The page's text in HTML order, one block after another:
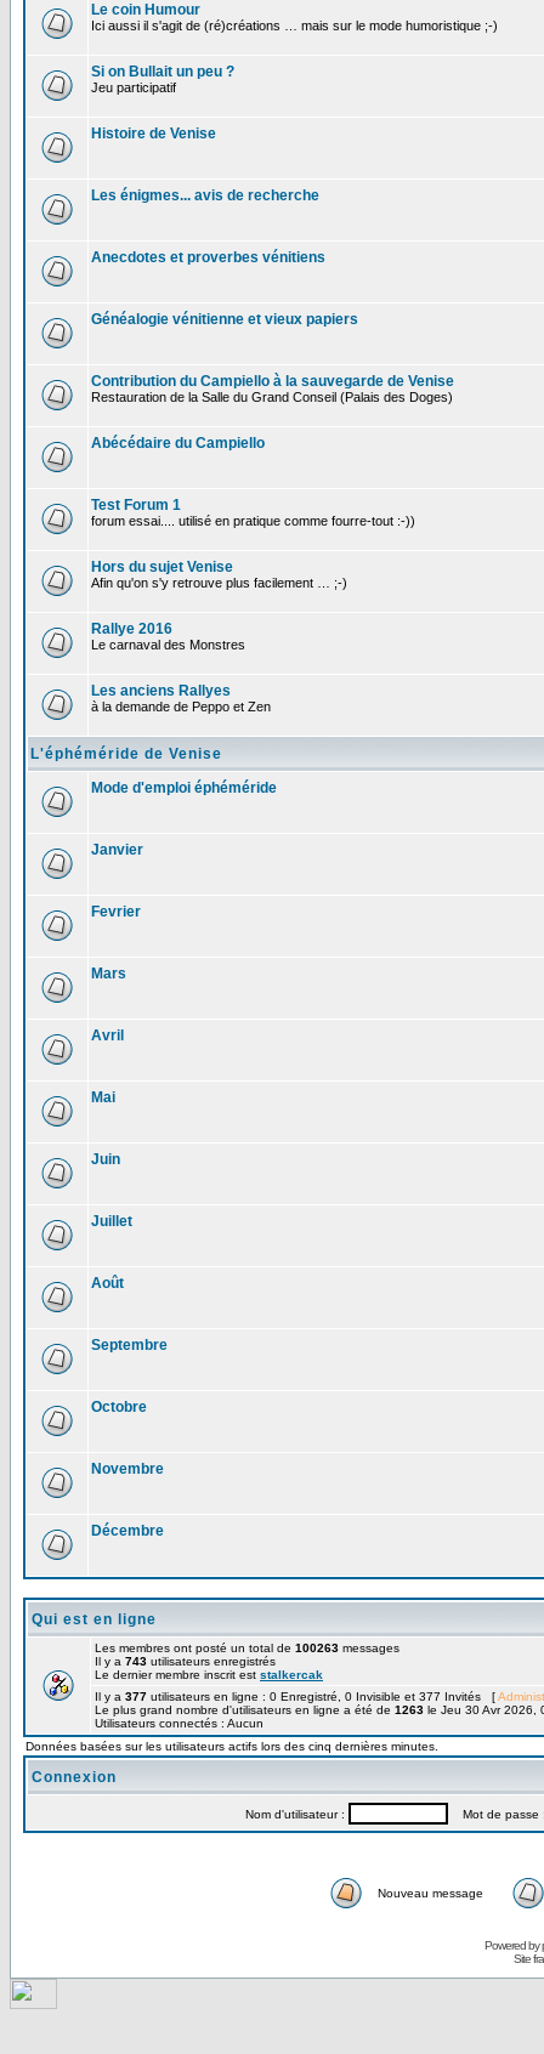
Le coin Humour
Ici aussi il s'agit de (ré)créations … mais sur le mode humoristique ;-)
Si on Bullait un peu ?
Jeu participatif
Histoire de Venise
Les énigmes... avis de recherche
Anecdotes et proverbes vénitiens
Généalogie vénitienne et vieux papiers
Contribution du Campiello à la sauvegarde de Venise
Restauration de la Salle du Grand Conseil (Palais des Doges)
Abécédaire du Campiello
Test Forum 1
forum essai.... utilisé en pratique comme fourre-tout :-))
Hors du sujet Venise
Afin qu'on s'y retrouve plus facilement … ;-)
Rallye 2016
Le carnaval des Monstres
Les anciens Rallyes
à la demande de Peppo et Zen
L'éphéméride de Venise
Mode d'emploi éphéméride
Janvier
Fevrier
Mars
Avril
Mai
Juin
Juillet
Août
Septembre
Octobre
Novembre
Décembre
Qui est en ligne
Les membres ont posté un total de 100263 messages
Il y a 743 utilisateurs enregistrés
Le dernier membre inscrit est stalkercak
Il y a 377 utilisateurs en ligne : 0 Enregistré, 0 Invisible et 377 Invités [
Le plus grand nombre d'utilisateurs en ligne a été de 1263 le Jeu 30 Avr 2026,
Utilisateurs connectés : Aucun
Données basées sur les utilisateurs actifs lors des cinq dernières minutes.
Connexion
Nom d'utilisateur : Mot de passe
Nouveau message
Powered by
Site